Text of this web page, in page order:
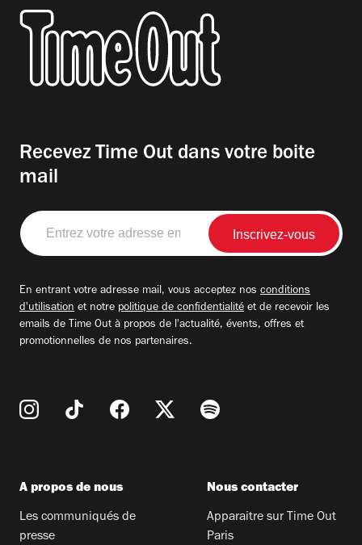
Recevez Time Out dans votre boite
mail
Entrez
votre
adresse
En entrant votre adresse mail, vous acceptez nos conditions
d'utilisation et notre politique de confidentialité et de recevoir les
emails de Time Out à propos de l'actualité, évents, offres et
promotionnelles de nos partenaires.
A propos de nous
Les communiqués de
presse
Nous contacter
Apparaitre sur Time Out
Paris